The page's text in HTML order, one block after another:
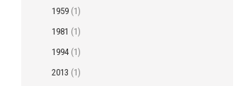
1959 1
1981
1
1994 1
2013 1